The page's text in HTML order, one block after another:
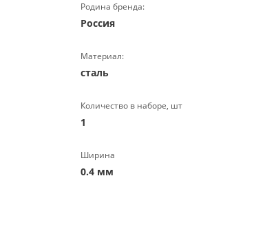
Родина бренда:
Россия
Материал:
сталь
Количество в наборе, шт
1
Ширина
0.4 мм